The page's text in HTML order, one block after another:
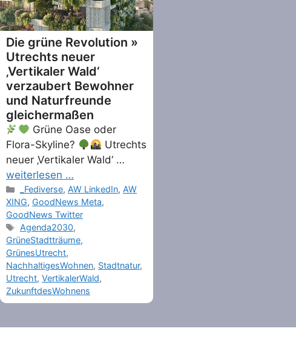
Die grüne Revolution »
Utrechts neuer
‚Vertikaler Wald‘
verzaubert Bewohner
und Naturfreunde
gleichermaßen
Grüne Oase oder
Flora-Skyline?
Utrechts
neuer ‚Vertikaler Wald‘ …
weiterlesen …
Categories
_Fediverse, AW LinkedIn, AW
XING, GoodNews Meta,
GoodNews Twitter
Tags
Agenda2030,
GrüneStadtträume,
GrünesUtrecht,
NachhaltigesWohnen, Stadtnatur,
Utrecht, VertikalerWald,
ZukunftdesWohnens